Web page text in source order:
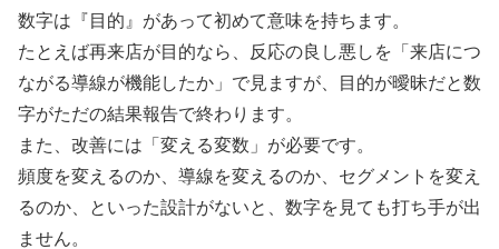
数字は『目的』があって初めて意味を持ちます。
たとえば再来店が目的なら、反応の良し悪しを「来店につ
ながる導線が機能したか」で見ますが、目的が曖昧だと数
字がただの結果報告で終わります。
また、改善には「変える変数」が必要です。
頻度を変えるのか、導線を変えるのか、セグメントを変え
るのか、といった設計がないと、数字を見ても打ち手が出
ません。